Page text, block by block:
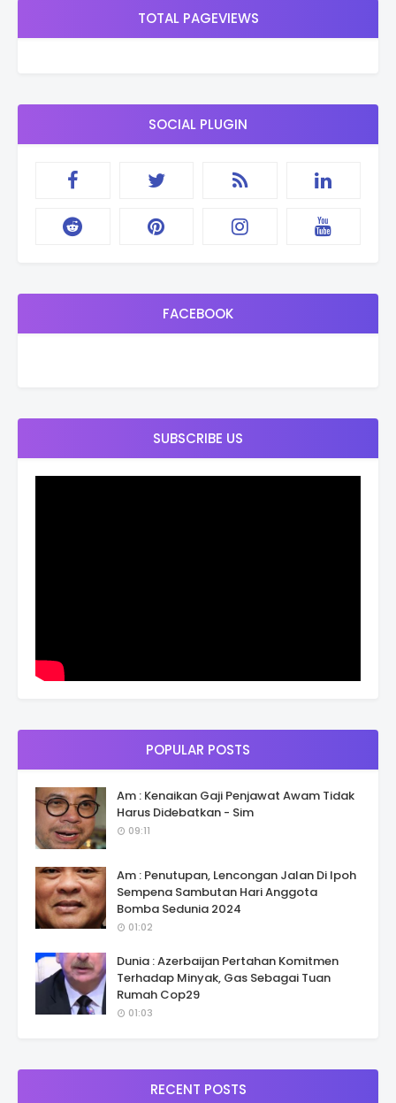
TOTAL PAGEVIEWS
SOCIAL PLUGIN
FACEBOOK
SUBSCRIBE US
POPULAR POSTS
Am : Kenaikan Gaji Penjawat Awam Tidak
Harus Didebatkan - Sim
09:11
Am : Penutupan, Lencongan Jalan Di Ipoh
Sempena Sambutan Hari Anggota
Bomba Sedunia 2024
01:02
Dunia : Azerbaijan Pertahan Komitmen
Terhadap Minyak, Gas Sebagai Tuan
Rumah Cop29
01:03
RECENT POSTS